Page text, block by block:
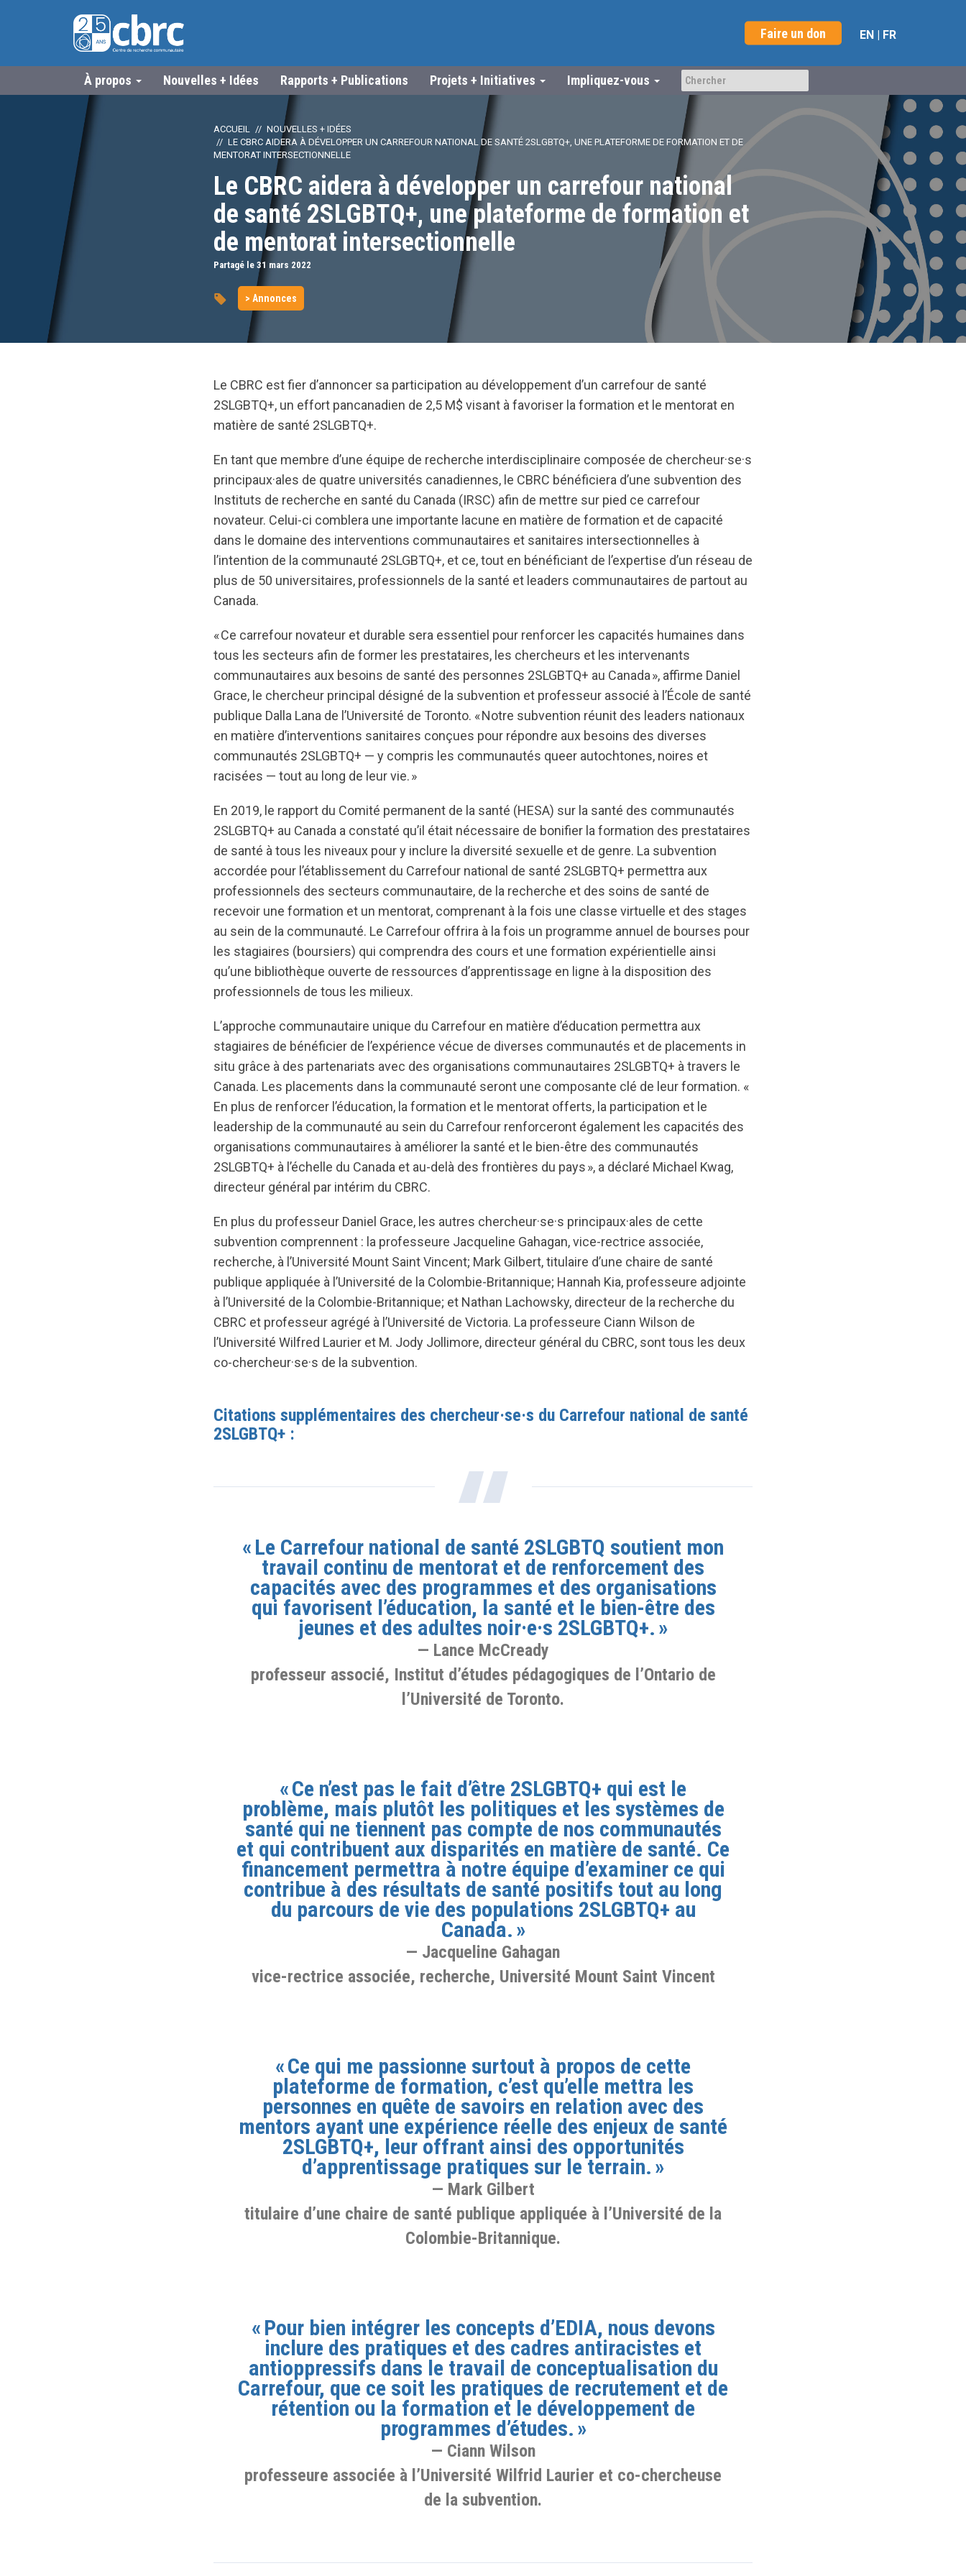
Faire un don EN | FR
À propos Nouvelles + Idées Rapports + Publications Projets + Initiatives Impliquez-vous
ACCUEIL
NOUVELLES + IDÉES
LE CBRC AIDERA À DÉVELOPPER UN CARREFOUR NATIONAL DE SANTÉ 2SLGBTQ+, UNE PLATEFORME DE FORMATION ET DE
MENTORAT INTERSECTIONNELLE
Le CBRC aidera à développer un carrefour national
de santé 2SLGBTQ+, une plateforme de formation et
de mentorat intersectionnelle
Partagé le 31 mars 2022
> Annonces
Le CBRC est fier d’annoncer sa participation au développement d’un carrefour de santé
2SLGBTQ+, un effort pancanadien de 2,5 M$ visant à favoriser la formation et le mentorat en
matière de santé 2SLGBTQ+.
En tant que membre d’une équipe de recherche interdisciplinaire composée de chercheur·se·s
principaux·ales de quatre universités canadiennes, le CBRC bénéficiera d’une subvention des
Instituts de recherche en santé du Canada (IRSC) afin de mettre sur pied ce carrefour
novateur. Celui-ci comblera une importante lacune en matière de formation et de capacité
dans le domaine des interventions communautaires et sanitaires intersectionnelles à
l’intention de la communauté 2SLGBTQ+, et ce, tout en bénéficiant de l’expertise d’un réseau de
plus de 50 universitaires, professionnels de la santé et leaders communautaires de partout au
Canada.
« Ce carrefour novateur et durable sera essentiel pour renforcer les capacités humaines dans
tous les secteurs afin de former les prestataires, les chercheurs et les intervenants
communautaires aux besoins de santé des personnes 2SLGBTQ+ au Canada », affirme Daniel
Grace, le chercheur principal désigné de la subvention et professeur associé à l’École de santé
publique Dalla Lana de l’Université de Toronto. « Notre subvention réunit des leaders nationaux
en matière d’interventions sanitaires conçues pour répondre aux besoins des diverses
communautés 2SLGBTQ+ — y compris les communautés queer autochtones, noires et
racisées — tout au long de leur vie. »
En 2019, le rapport du Comité permanent de la santé (HESA) sur la santé des communautés
2SLGBTQ+ au Canada a constaté qu’il était nécessaire de bonifier la formation des prestataires
de santé à tous les niveaux pour y inclure la diversité sexuelle et de genre. La subvention
accordée pour l’établissement du Carrefour national de santé 2SLGBTQ+ permettra aux
professionnels des secteurs communautaire, de la recherche et des soins de santé de
recevoir une formation et un mentorat, comprenant à la fois une classe virtuelle et des stages
au sein de la communauté. Le Carrefour offrira à la fois un programme annuel de bourses pour
les stagiaires (boursiers) qui comprendra des cours et une formation expérientielle ainsi
qu’une bibliothèque ouverte de ressources d’apprentissage en ligne à la disposition des
professionnels de tous les milieux.
L’approche communautaire unique du Carrefour en matière d’éducation permettra aux
stagiaires de bénéficier de l’expérience vécue de diverses communautés et de placements in
situ grâce à des partenariats avec des organisations communautaires 2SLGBTQ+ à travers le
Canada. Les placements dans la communauté seront une composante clé de leur formation. «
En plus de renforcer l’éducation, la formation et le mentorat offerts, la participation et le
leadership de la communauté au sein du Carrefour renforceront également les capacités des
organisations communautaires à améliorer la santé et le bien-être des communautés
2SLGBTQ+ à l’échelle du Canada et au-delà des frontières du pays », a déclaré Michael Kwag,
directeur général par intérim du CBRC.
En plus du professeur Daniel Grace, les autres chercheur·se·s principaux·ales de cette
subvention comprennent : la professeure Jacqueline Gahagan, vice-rectrice associée,
recherche, à l’Université Mount Saint Vincent; Mark Gilbert, titulaire d’une chaire de santé
publique appliquée à l’Université de la Colombie-Britannique; Hannah Kia, professeure adjointe
à l’Université de la Colombie-Britannique; et Nathan Lachowsky, directeur de la recherche du
CBRC et professeur agrégé à l’Université de Victoria. La professeure Ciann Wilson de
l’Université Wilfred Laurier et M. Jody Jollimore, directeur général du CBRC, sont tous les deux
co-chercheur·se·s de la subvention.
Citations supplémentaires des chercheur·se·s du Carrefour national de santé
2SLGBTQ+ :
« Le Carrefour national de santé 2SLGBTQ soutient mon
travail continu de mentorat et de renforcement des
capacités avec des programmes et des organisations
qui favorisent l’éducation, la santé et le bien-être des
jeunes et des adultes noir·e·s 2SLGBTQ+. »
Lance McCready
professeur associé, Institut d’études pédagogiques de l’Ontario de
l’Université de Toronto.
« Ce n’est pas le fait d’être 2SLGBTQ+ qui est le
problème, mais plutôt les politiques et les systèmes de
santé qui ne tiennent pas compte de nos communautés
et qui contribuent aux disparités en matière de santé. Ce
financement permettra à notre équipe d’examiner ce qui
contribue à des résultats de santé positifs tout au long
du parcours de vie des populations 2SLGBTQ+ au
Canada. »
Jacqueline Gahagan
vice-rectrice associée, recherche, Université Mount Saint Vincent
« Ce qui me passionne surtout à propos de cette
plateforme de formation, c’est qu’elle mettra les
personnes en quête de savoirs en relation avec des
mentors ayant une expérience réelle des enjeux de santé
2SLGBTQ+, leur offrant ainsi des opportunités
d’apprentissage pratiques sur le terrain. »
Mark Gilbert
titulaire d’une chaire de santé publique appliquée à l’Université de la
Colombie-Britannique.
« Pour bien intégrer les concepts d’EDIA, nous devons
inclure des pratiques et des cadres antiracistes et
antioppressifs dans le travail de conceptualisation du
Carrefour, que ce soit les pratiques de recrutement et de
rétention ou la formation et le développement de
programmes d’études. »
Ciann Wilson
professeure associée à l’Université Wilfrid Laurier et co-chercheuse
de la subvention.